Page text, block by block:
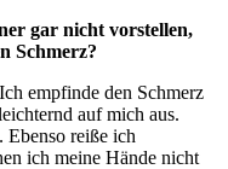
gar nicht vorstellen,
Schmerz?
empfinde den Schmerz
auf mich aus.
reiße ich
ich meine Hände nicht